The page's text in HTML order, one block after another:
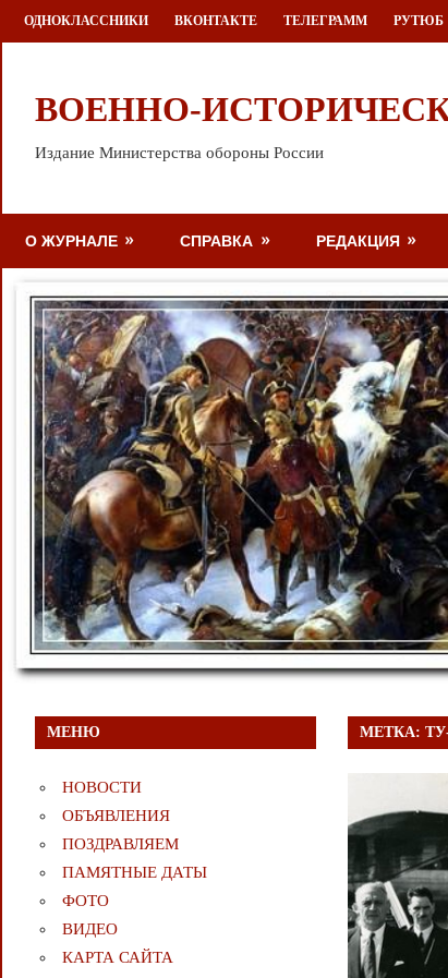
Перейти
к
ОДНОКЛАССНИКИ ВКОНТАКТЕ ТЕЛЕГРАММ РУТЮБ
ВОЕННО-
Издание Министерства обороны России
О ЖУРНАЛЕ СПРАВКА РЕДАКЦИЯ
МЕТКА:
МЕНЮ
НОВОСТИ
ОБЪЯВЛЕНИЯ
ПОЗДРАВЛЯЕМ
ПАМЯТНЫЕ ДАТЫ
ФОТО
ВИДЕО
КАРТА САЙТА